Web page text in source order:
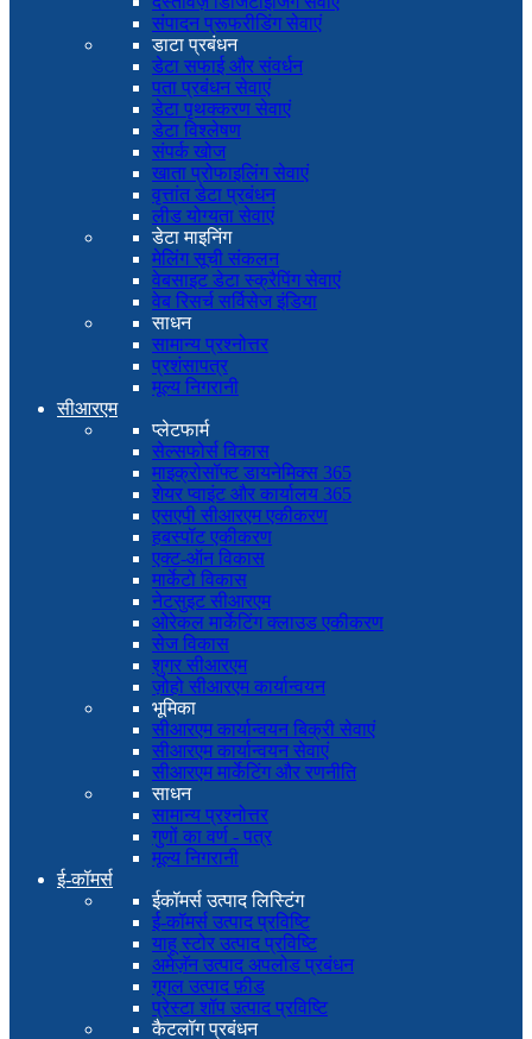
संपादन प्रूफरीडिंग सेवाएं
डाटा प्रबंधन
डेटा सफाई और संवर्धन
पता प्रबंधन सेवाएं
डेटा पृथक्करण सेवाएं
डेटा विश्लेषण
संपर्क खोज
खाता प्रोफाइलिंग सेवाएं
वृत्तांत डेटा प्रबंधन
लीड योग्यता सेवाएं
डेटा माइनिंग
मेलिंग सूची संकलन
वेबसाइट डेटा स्क्रैपिंग सेवाएं
वेब रिसर्च सर्विसेज इंडिया
साधन
सामान्य प्रश्नोत्तर
प्रशंसापत्र
मूल्य निगरानी
सीआरएम
प्लेटफार्म
सेल्सफोर्स विकास
माइक्रोसॉफ्ट डायनेमिक्स 365
शेयर प्वाइंट और कार्यालय 365
एसएपी सीआरएम एकीकरण
हबस्पॉट एकीकरण
एक्ट-ऑन विकास
मार्केटो विकास
नेटसुइट सीआरएम
ओरेकल मार्केटिंग क्लाउड एकीकरण
सेज विकास
शुगर सीआरएम
ज़ोहो सीआरएम कार्यान्वयन
भूमिका
सीआरएम कार्यान्वयन बिक्री सेवाएं
सीआरएम कार्यान्वयन सेवाएं
सीआरएम मार्केटिंग और रणनीति
साधन
सामान्य प्रश्नोत्तर
गुणों का वर्ण - पत्र
मूल्य निगरानी
ई-कॉमर्स
ईकॉमर्स उत्पाद लिस्टिंग
ई-कॉमर्स उत्पाद प्रविष्टि
याहू स्टोर उत्पाद प्रविष्टि
अमेज़ॅन उत्पाद अपलोड प्रबंधन
गूगल उत्पाद फ़ीड
प्रेस्टा शॉप उत्पाद प्रविष्टि
कैटलॉग प्रबंधन